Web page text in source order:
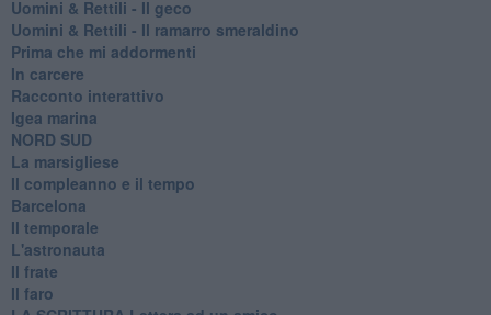
Uomini & Rettili - Il geco
Uomini & Rettili - Il ramarro smeraldino
Prima che mi addormenti
In carcere
Racconto interattivo
Igea marina
​NORD SUD
La marsigliese
Il compleanno e il tempo
Barcelona
Il temporale
L'astronauta
Il frate
Il faro